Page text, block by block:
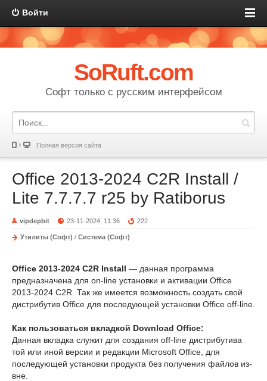
Войти
SoRuft.com
Софт только с русским интерфейсом
Полная версия сайта
Office 2013-2024 C2R Install /
Lite 7.7.7.7 r25 by Ratiborus
vipdepbit 23-11-2024, 11:36 222
Утилиты (Софт) / Система (Софт)
Office 2013-2024 C2R Install — данная программа
предназначена для on-line установки и активации Office
2013-2024 C2R. Так же имеется возможность создать свой
дистрибутив Office для последующей установки Office off-line.
Как пользоваться вкладкой Download Office:
Данная вкладка служит для создания off-line дистрибутива
той или иной версии и редакции Microsoft Office, для
последующей установки продукта без получения файлов из-
вне.